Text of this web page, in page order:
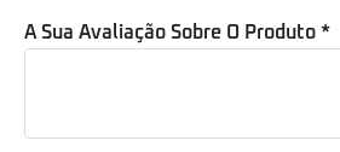
A Sua Avaliação Sobre O Produto *